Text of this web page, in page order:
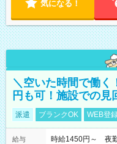
気になる！
＼空いた時間で働
円も可！施設での見
派遣 ブランクOK WEB登
給与
時給1450円～ 夜